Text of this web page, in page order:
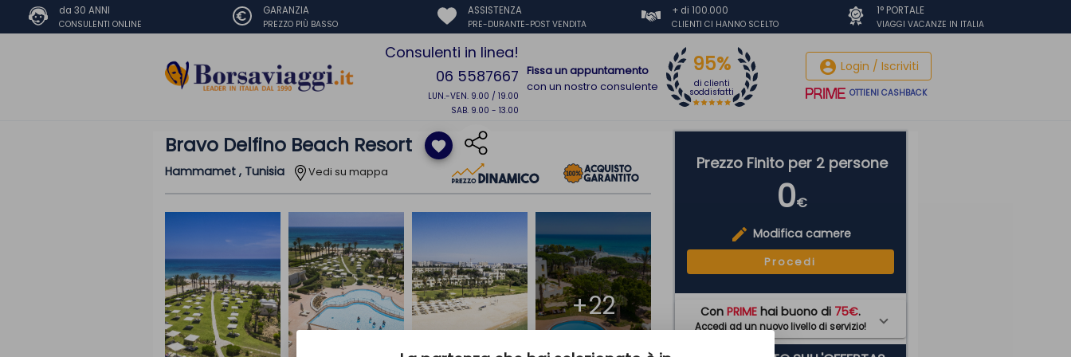
da 30 ANNI
CONSULENTI ONLINE
GARANZIA
PREZZO PIÙ BASSO
ASSISTENZA
PRE-DURANTE-POST VENDITA
+ di 100.000
CLIENTI CI HANNO SCELTO
1° PORTALE
VIAGGI VACANZE IN ITALIA
Consulenti in linea!
06 5587667
LUN.-VEN. 9.00 / 19.00
SAB. 9.00 - 13.00
Fissa un appuntamento
con un nostro consulente
account_circle Login / Iscriviti
OTTIENI CASHBACK
95%
di clienti
soddisfatti
Bravo Delfino Beach Resort favorite
Hammamet , Tunisia Vedi su mappa
+22
Prezzo Finito per 2 persone
0€
edit Modifica camere
Procedi
ConPRIME hai buono di 75€.
Accedi ad un nuovo livello di servizio!